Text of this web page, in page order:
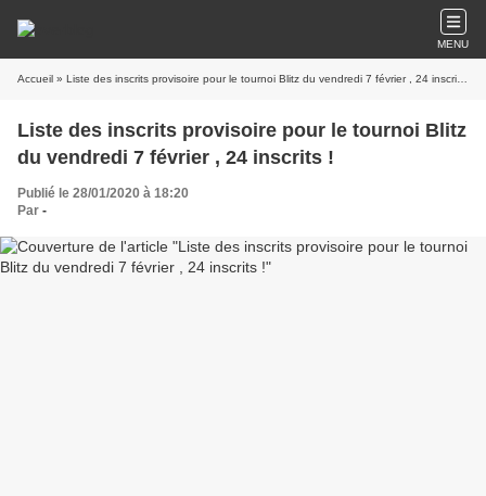
MENU
Accueil » Liste des inscrits provisoire pour le tournoi Blitz du vendredi 7 février , 24 inscrits !
Liste des inscrits provisoire pour le tournoi Blitz
du vendredi 7 février , 24 inscrits !
Publié le 28/01/2020 à 18:20
Par -